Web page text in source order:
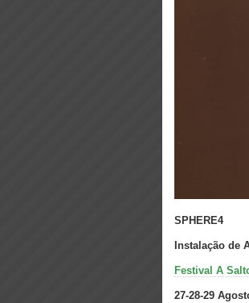
SPHERE4
Instalação de
Festival A
27-28-29